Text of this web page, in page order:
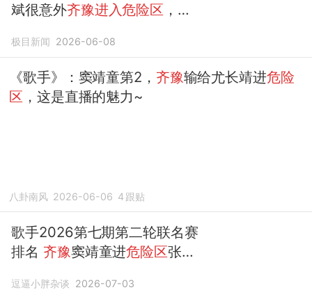
斌很意外齐豫进入危险区 ， 齐
人心里，张碧晨说有海来阿木
陪伴真好
极目新闻 2026-06-08
《歌手》：窦靖童第2， 齐豫输给尤长靖进危险
区 ，这是直播的魅力~
八卦南风 2026-06-06 4 跟贴
歌手2026第七期第二轮联名赛
排名 齐豫窦靖童进危险区张远
逗逼小胖杂谈 2026-07-03